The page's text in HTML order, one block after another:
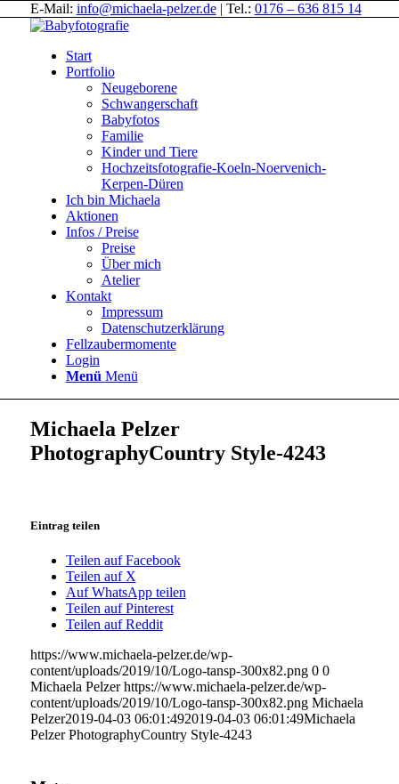
E-Mail: info@michaela-pelzer.de| Tel.: 0176 – 636 815 14
Start
Portfolio
Neugeborene
Schwangerschaft
Babyfotos
Familie
Kinder und Tiere
Hochzeitsfotografie-Koeln-Noervenich-
Kerpen-Düren
Ich bin Michaela
Aktionen
Infos / Preise
Preise
Über mich
Atelier
Kontakt
Impressum
Datenschutzerklärung
Fellzaubermomente
Login
Menü Menü
Michaela Pelzer
PhotographyCountry Style-4243
Eintrag teilen
Teilen auf Facebook
Teilen auf X
Auf WhatsApp teilen
Teilen auf Pinterest
Teilen auf Reddit
https://www.michaela-pelzer.de/wp-
content/uploads/2019/10/Logo-tansp-300x82.png 0 0
Michaela Pelzer https://www.michaela-pelzer.de/wp-
content/uploads/2019/10/Logo-tansp-300x82.png Michaela
Pelzer2019-04-03 06:01:492019-04-03 06:01:49Michaela
Pelzer PhotographyCountry Style-4243